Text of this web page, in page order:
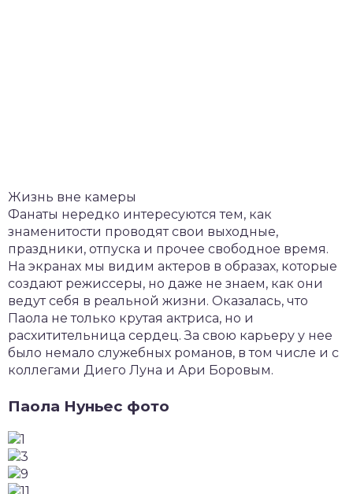
Жизнь вне камеры
Фанаты нередко интересуются тем, как
знаменитости проводят свои выходные,
праздники, отпуска и прочее свободное время.
На экранах мы видим актеров в образах, которые
создают режиссеры, но даже не знаем, как они
ведут себя в реальной жизни. Оказалась, что
Паола не только крутая актриса, но и
расхитительница сердец. За свою карьеру у нее
было немало служебных романов, в том числе и с
коллегами Диего Луна и Ари Боровым.
Паола Нуньес фото